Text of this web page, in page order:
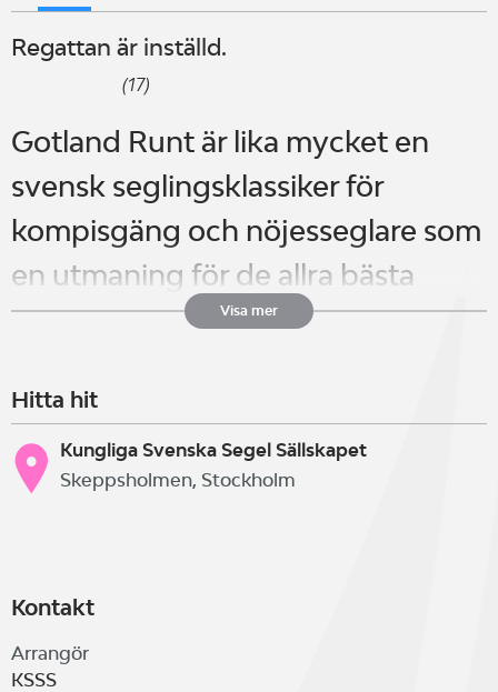
Regattan är inställd.
(17)
Gotland Runt är lika mycket en
svensk seglingsklassiker för
kompisgäng och nöjesseglare som
en utmaning för de allra bästa
proffsteamen från norra Europa.
startade 1937, nu mer än 80-år
senare är tävlingen runt Gotland
en klassiker och världens största
Visa mer
Hitta hit
Kungliga Svenska Segel Sällskapet
Skeppsholmen, Stockholm
Kontakt
Arrangör
KSSS